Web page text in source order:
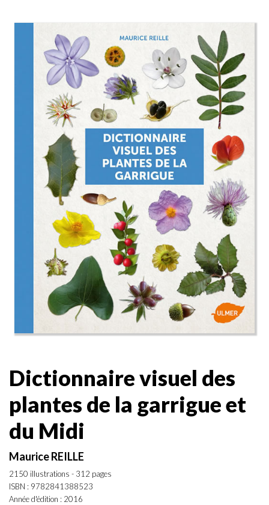
Dictionnaire visuel des
plantes de la garrigue et
du Midi
Maurice REILLE
2150 illustrations - 312 pages
ISBN : 9782841388523
Année d'édition : 2016